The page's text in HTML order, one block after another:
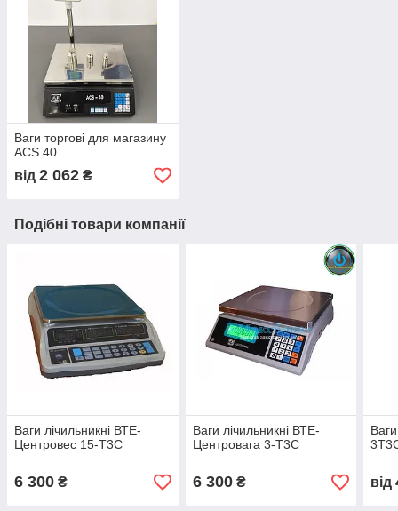
Ваги торгові для магазину
ACS 40
від 2 062 ₴
Подібні товари компанії
Ваги лічильникні ВТЕ-
Центровес 15-Т3С
6 300 ₴
Ваги лічильникні ВТЕ-
Центровага 3-Т3С
6 300₴ від